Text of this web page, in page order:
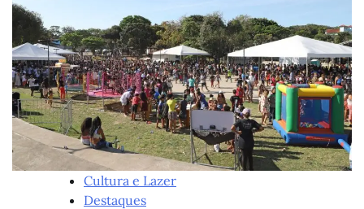
Cultura e Lazer
Destaques